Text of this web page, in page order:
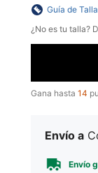
Guía de
¿No es tu talla?
Gana hasta 14
Envío a
Envío